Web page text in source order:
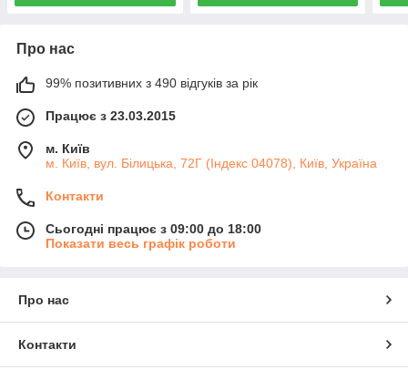
Про нас
99% позитивних з 490 відгуків за рік
Працює з 23.03.2015
м. Київ
м. Київ, вул. Білицька, 72Г (Індекс 04078), Київ, Україна
Контакти
Сьогодні працює з 09:00 до 18:00
Показати весь графік роботи
Про нас
Контакти